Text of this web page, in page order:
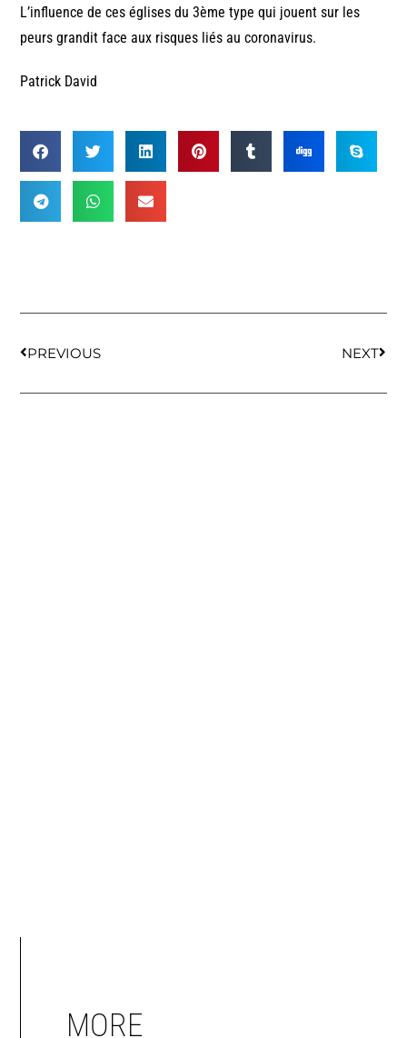
L’influence de ces églises du 3ème type qui jouent sur les
peurs grandit face aux risques liés au coronavirus.
Patrick David
PREVIOUS NEXT
MORE